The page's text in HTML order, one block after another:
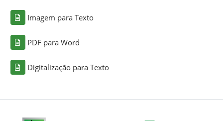
Imagem para Texto
PDF para Word
Digitalização para Texto